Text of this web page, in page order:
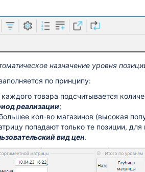
назначение уровня
по принципу:
каждого товара подсчитывается
реализации;
кол-во магазинов (высокая
попадают только те позиции,
вид цен.